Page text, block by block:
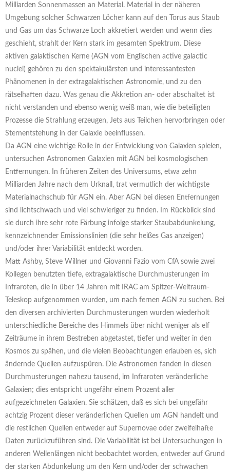
Milliarden Sonnenmassen an Material. Material in der näheren
Umgebung solcher Schwarzen Löcher kann auf den Torus aus Staub
und Gas um das Schwarze Loch akkretiert werden und wenn dies
geschieht, strahlt der Kern stark im gesamten Spektrum. Diese
aktiven galaktischen Kerne (AGN vom Englischen active galactic
nuclei) gehören zu den spektakulärsten und interessantesten
Phänomenen in der extragalaktischen Astronomie, und zu den
rätselhaften dazu. Was genau die Akkretion an- oder abschaltet ist
nicht verstanden und ebenso wenig weiß man, wie die beteiligten
Prozesse die Strahlung erzeugen, Jets aus Teilchen hervorbringen oder
Sternentstehung in der Galaxie beeinflussen.
Da AGN eine wichtige Rolle in der Entwicklung von Galaxien spielen,
untersuchen Astronomen Galaxien mit AGN bei kosmologischen
Entfernungen. In früheren Zeiten des Universums, etwa zehn
Milliarden Jahre nach dem Urknall, trat vermutlich der wichtigste
Materialnachschub für AGN ein. Aber AGN bei diesen Entfernungen
sind lichtschwach und viel schwieriger zu finden. Im Rückblick sind
sie durch ihre sehr rote Färbung infolge starker Staubabdunkelung,
kennzeichnender Emissionslinien (die sehr heißes Gas anzeigen)
und/oder ihrer Variabilität entdeckt worden.
Matt Ashby, Steve Willner und Giovanni Fazio vom CfA sowie zwei
Kollegen benutzten tiefe, extragalaktische Durchmusterungen im
Infraroten, die in über 14 Jahren mit IRAC am Spitzer-Weltraum-
Teleskop aufgenommen wurden, um nach fernen AGN zu suchen. Bei
den diversen archivierten Durchmusterungen wurden wiederholt
unterschiedliche Bereiche des Himmels über nicht weniger als elf
Zeiträume in ihrem Bestreben abgetastet, tiefer und weiter in den
Kosmos zu spähen, und die vielen Beobachtungen erlauben es, sich
ändernde Quellen aufzuspüren. Die Astronomen fanden in diesen
Durchmusterungen nahezu tausend, im Infraroten veränderliche
Galaxien; dies entspricht ungefähr einem Prozent aller
aufgezeichneten Galaxien. Sie schätzen, daß es sich bei ungefähr
achtzig Prozent dieser veränderlichen Quellen um AGN handelt und
die restlichen Quellen entweder auf Supernovae oder zweifelhafte
Daten zurückzuführen sind. Die Variabilität ist bei Untersuchungen in
anderen Wellenlängen nicht beobachtet worden, entweder auf Grund
der starken Abdunkelung um den Kern und/oder der schwachen